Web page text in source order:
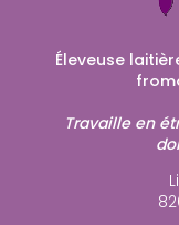
Éleveuse
Travaille en